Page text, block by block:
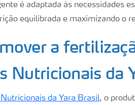
é adaptada às necessidades
equilibrada e maximizando o
a
Nutricionais da
da Yara Brasil, o